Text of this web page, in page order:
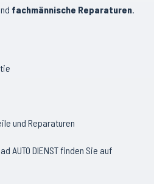
fachmännische Reparaturen.
und Reparaturen
AUTO DIENST finden Sie auf